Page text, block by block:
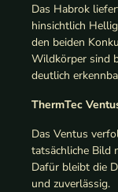
Das Habrok
hinsichtlich
den beiden
Wildkörper sind
deutlich
ThermTec
Das Ventus
tatsächliche Bild
Dafür bleibt die
und zuverlässig.